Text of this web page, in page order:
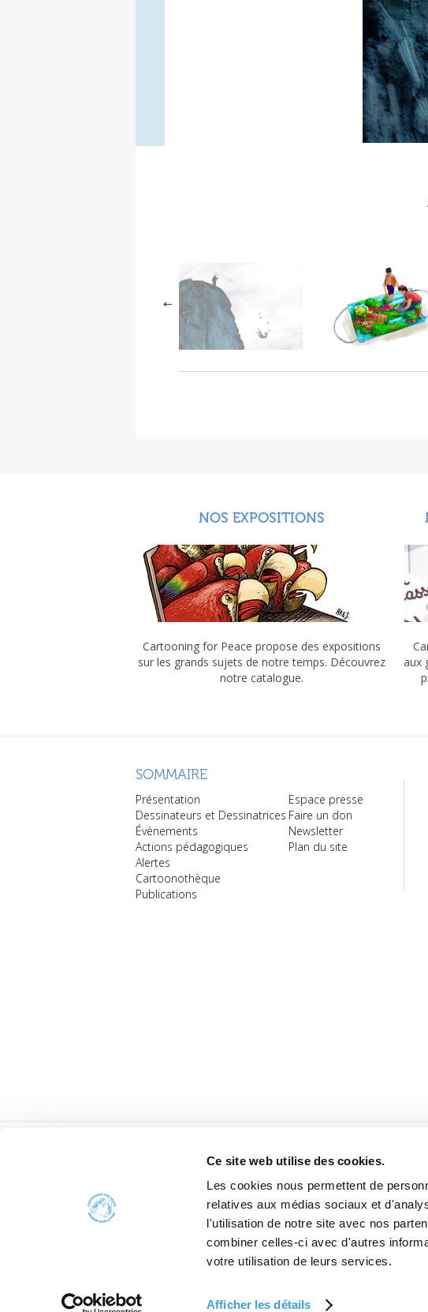
Ce site web utilise des cookies.
Les cookies nous permettent de
relatives aux médias sociaux et
l'utilisation de notre site avec nos
combiner celles-ci avec d'autres
votre utilisation de leurs services.
Afficher les détails
NOS EXPOSITIONS
Cartooning for Peace propose des expositions
sur les grands sujets de notre temps. Découvrez
notre catalogue.
aux
SOMMAIRE
Présentation
Dessinateurs et Dessinatrices
Évènements
Actions pédagogiques
Alertes
Cartoonothèque
Publications
Espace presse
Faire un don
Newsletter
Plan du site
Site réalisé